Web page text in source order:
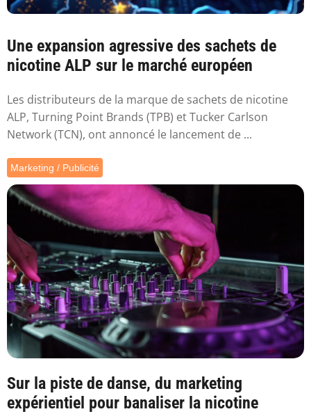
Une expansion agressive des sachets de
nicotine ALP sur le marché européen
Les distributeurs de la marque de sachets de nicotine
ALP, Turning Point Brands (TPB) et Tucker Carlson
Network (TCN), ont annoncé le lancement de ...
Marketing / Publicité
Sur la piste de danse, du marketing
expérientiel pour banaliser la nicotine